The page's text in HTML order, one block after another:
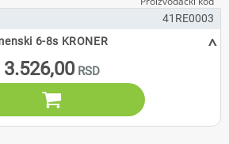
41RE0003
6-8s KRONER
3.526,00
^
